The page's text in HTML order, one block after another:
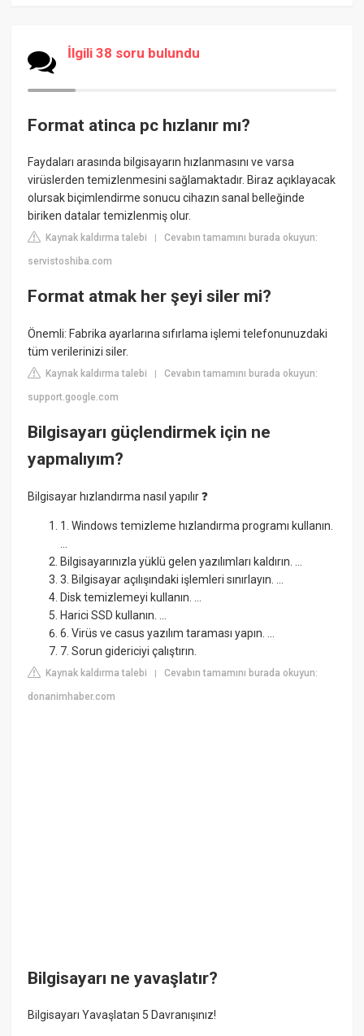
İlgili 38 soru bulundu
Format atinca pc hızlanır mı?
Faydaları arasında bilgisayarın hızlanmasını ve varsa
virüslerden temizlenmesini sağlamaktadır. Biraz açıklayacak
olursak biçimlendirme sonucu cihazın sanal belleğinde
biriken datalar temizlenmiş olur.
Kaynak kaldırma talebi |Cevabın tamamını burada okuyun:
servistoshiba.com
Format atmak her şeyi siler mi?
Önemli: Fabrika ayarlarına sıfırlama işlemi telefonunuzdaki
tüm verilerinizi siler.
Kaynak kaldırma talebi |Cevabın tamamını burada okuyun:
support.google.com
Bilgisayarı güçlendirmek için ne
yapmalıyım?
Bilgisayar hızlandırma nasıl yapılır ❓
1. Windows temizleme hızlandırma programı kullanın.
Bilgisayarınızla yüklü gelen yazılımları kaldırın. ...
3. Bilgisayar açılışındaki işlemleri sınırlayın. ...
Disk temizlemeyi kullanın. ...
Harici SSD kullanın. ...
6. Virüs ve casus yazılım taraması yapın. ...
7. Sorun gidericiyi çalıştırın.
Kaynak kaldırma talebi |Cevabın tamamını burada okuyun:
donanimhaber.com
Bilgisayarı ne yavaşlatır?
Bilgisayarı Yavaşlatan 5 Davranışınız!